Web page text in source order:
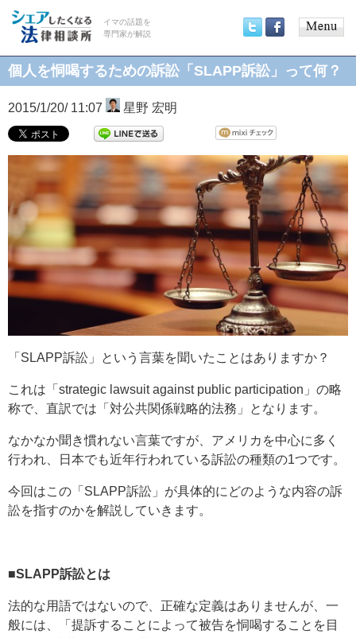
イマの話題を
専門家が解説
menu
個人を恫喝するための訴訟「SLAPP訴訟」って何？
2015/1/20/ 11:07 星野 宏明
「SLAPP訴訟」という言葉を聞いたことはありますか？
これは「strategic lawsuit against public participation」の略
称で、直訳では「対公共関係戦略的法務」となります。
なかなか聞き慣れない言葉ですが、アメリカを中心に多く
行われ、日本でも近年行われている訴訟の種類の1つです。
今回はこの「SLAPP訴訟」が具体的にどのような内容の訴
訟を指すのかを解説していきます。
■SLAPP訴訟とは
法的な用語ではないので、正確な定義はありませんが、一
般には、「提訴することによって被告を恫喝することを目